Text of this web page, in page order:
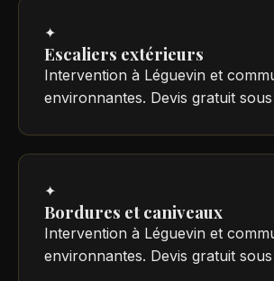
✦
Escaliers extérieurs
Intervention à Léguevin et
environnantes. Devis gratuit
✦
Bordures et caniveaux
Intervention à Léguevin et
environnantes. Devis gratuit